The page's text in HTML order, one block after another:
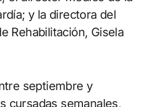
y la directora del
Rehabilitación, Gisela
septiembre y
cursadas semanales,